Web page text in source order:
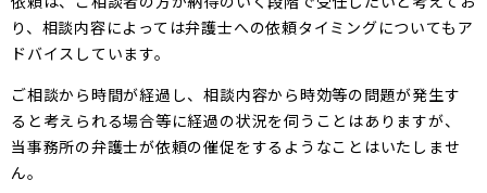
り、相談内容によっては弁護士への依頼タイミングについてもア
ドバイスしています。
ご相談から時間が経過し、相談内容から時効等の問題が発生す
ると考えられる場合等に経過の状況を伺うことはありますが、
当事務所の弁護士が依頼の催促をするようなことはいたしませ
ん。